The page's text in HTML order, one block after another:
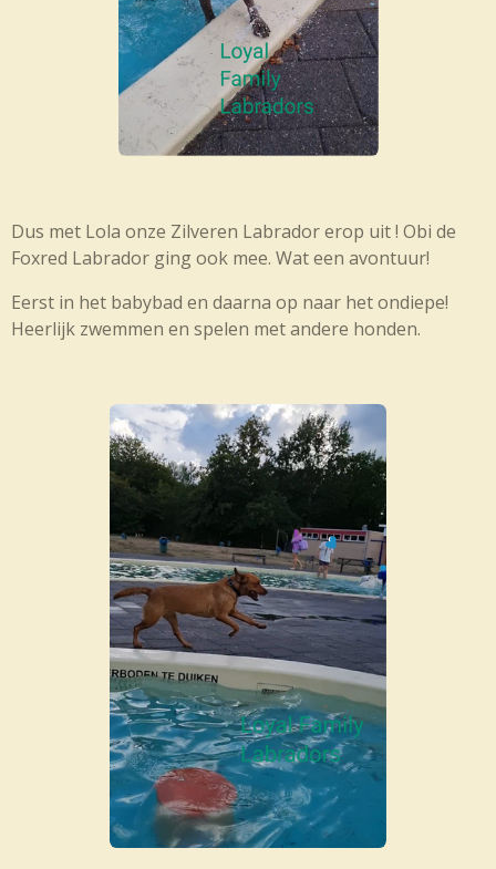
Dus met Lola onze Zilveren Labrador erop uit ! Obi de
Foxred Labrador ging ook mee. Wat een avontuur!
Eerst in het babybad en daarna op naar het ondiepe!
Heerlijk zwemmen en spelen met andere honden.